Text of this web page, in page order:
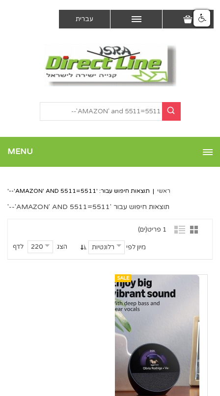
עברית
MENU
ראשי | תוצאות חיפוש עבור: 'AMAZON' AND 5511=5511'--'
תוצאות חיפוש עבור 'AMAZON' AND 5511=5511'--'
1 פריט(ים)
הצג 220 לדף מיון לפי רלונטיות
SALE